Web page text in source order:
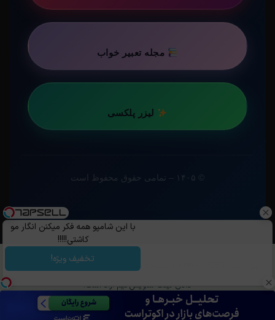
مجله تعبیر خواب
لیزر پلکسی
کپی رایت ©️ 1405 - 1399 | استفاده از مطالب ساویس‌گیم با ذکر منبع و قرار
دادن لینک ساویس‌گیم آزاد است.
تلگرام خوراک
با این شامپو همه فکر میکنن انگار مو
کاشتی!!!!!
تخفیف ویژه!